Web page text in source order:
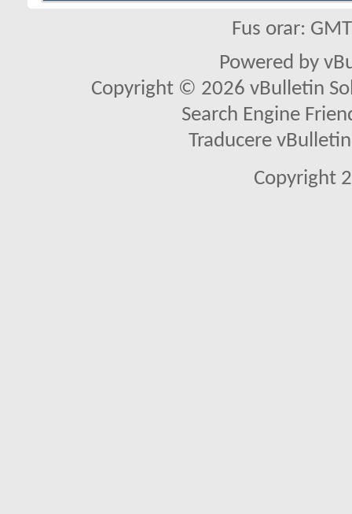
Fus orar:
Powered by
Copyright © 2026 vBulletin
Search Engine
Traducere
Copyright